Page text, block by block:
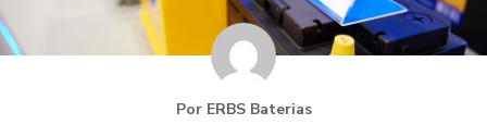
Por ERBS Baterias